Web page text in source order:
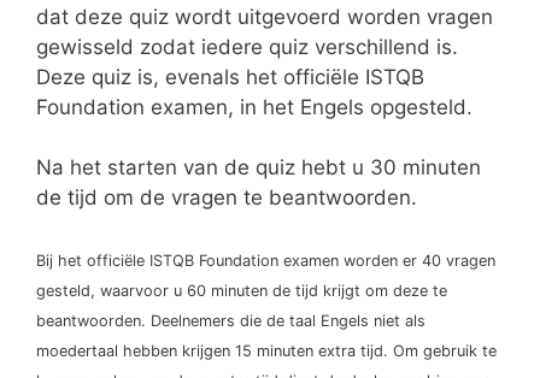
dat deze quiz wordt uitgevoerd worden vragen
gewisseld zodat iedere quiz verschillend is.
Deze quiz is, evenals het officiële ISTQB
Foundation examen, in het Engels opgesteld.
Na het starten van de quiz hebt u 30 minuten
de tijd om de vragen te beantwoorden.
Bij het officiële ISTQB Foundation examen worden er 40 vragen
gesteld, waarvoor u 60 minuten de tijd krijgt om deze te
beantwoorden. Deelnemers die de taal Engels niet als
moedertaal hebben krijgen 15 minuten extra tijd. Om gebruik te